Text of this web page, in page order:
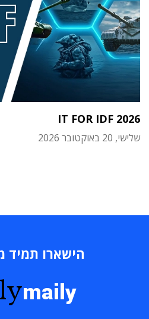
IT FOR IDF 2026
שלישי, 20 באוקטובר 2026
הישארו תמיד
maily